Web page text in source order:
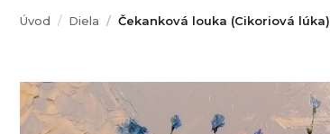
Úvod Diela Čekanková louka (Cikoriová lúka)